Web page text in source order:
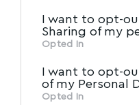
of downstream
information may
Participantsthat
other third parties.
I want to opt-
Sharing of my
Opted In
I want to opt-
of my Personal
Opted In